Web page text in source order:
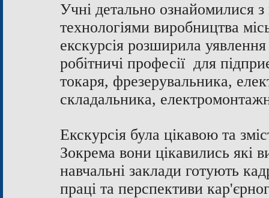
Учні детально ознайомилися
технологіями виробництва
екскурсія розширила
робітничі професії для
токаря, фрезерувальника,
складальника,
Екскурсія була цікавою та
Зокрема вони цікавились які
навчальні заклади готують
праці та перспективи